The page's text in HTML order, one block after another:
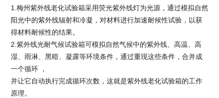
1. 梅州紫外线老化试验箱采用荧光紫外线灯为光源，通过模拟自然
阳光中的紫外线辐射和冷凝，对材料进行加速耐候性试验，以获
得材料耐候性的结果。
2.紫外线光耐气候试验箱可模拟自然气候中的紫外线、高温、高
湿、雨淋、黑暗、凝露等环境条件，通过重现这些条件，合并成
一个循环 ，
并让它自动执行完成循环次数，这就是紫外线老化试验箱的工作
原理。